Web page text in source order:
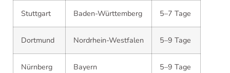
Stuttgart Baden-Württemberg 5–7 Tage
Dortmund Nordrhein-Westfalen 5–9 Tage
Nürnberg Bayern 5–9 Tage